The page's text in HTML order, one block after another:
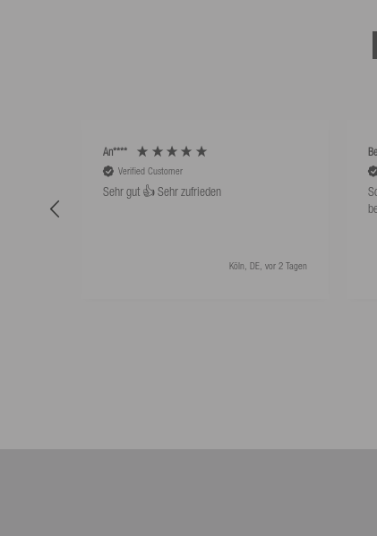
An****
Verified Customer
Sehr gut 👍 Sehr zufrieden
Köln, DE, vor 2 Tagen